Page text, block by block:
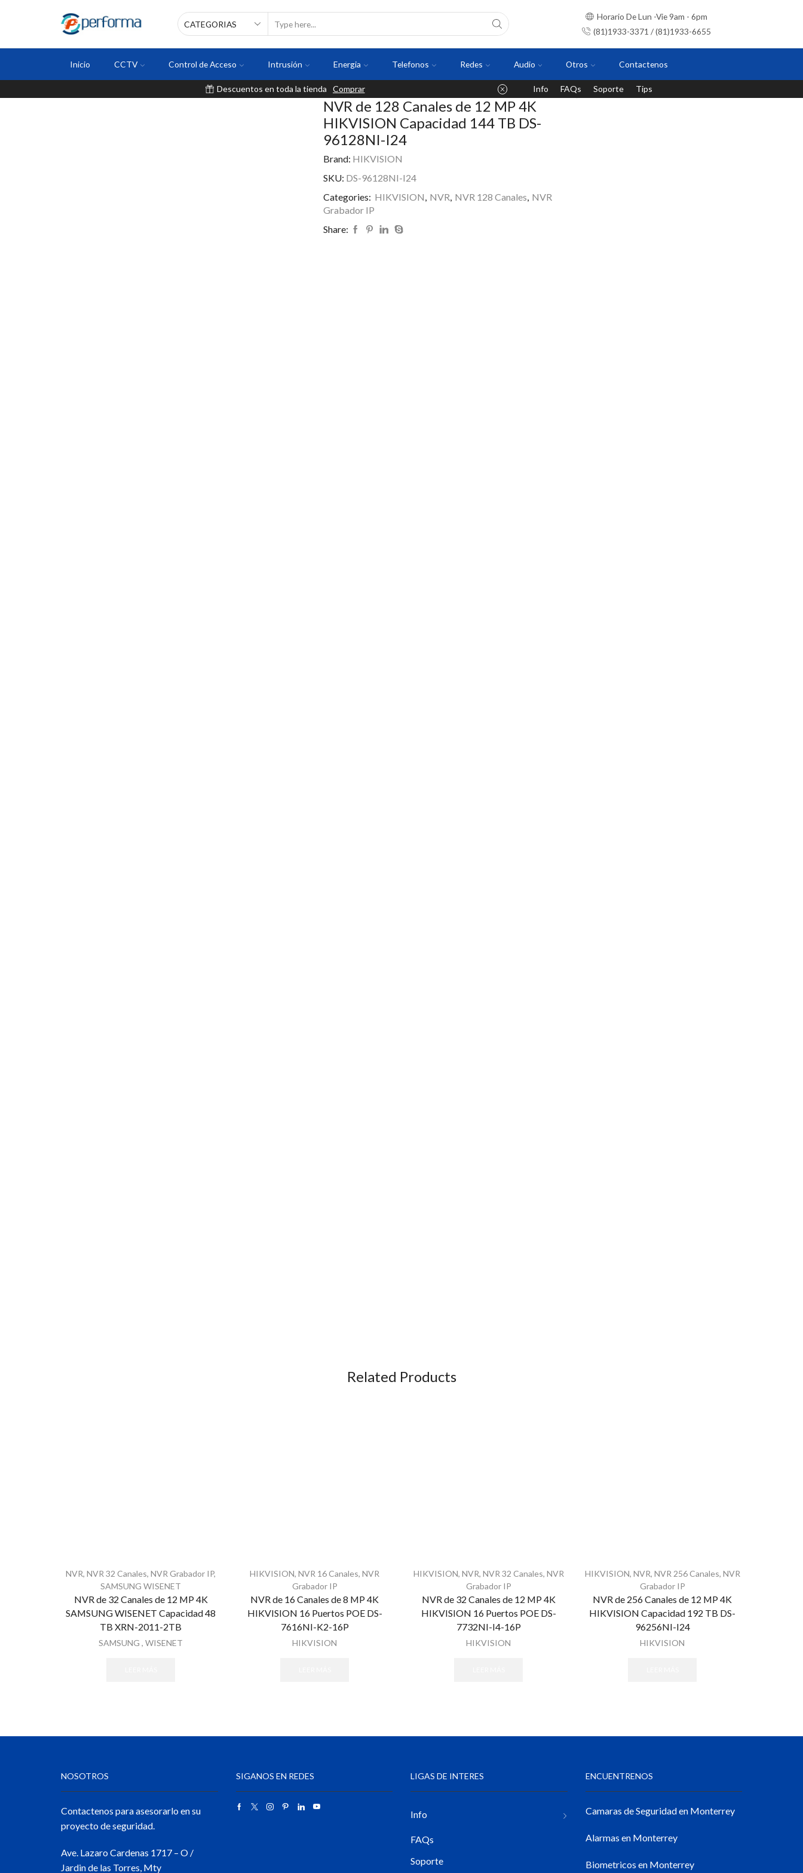
Horario De Lun -Vie 9am - 6pm
(81)1933-3371 / (81)1933-6655
Inicio CCTV Control de Acceso Intrusión Energia Telefonos Redes Audio Otros Contactenos
Descuentos en toda la tienda Comprar Info FAQs Soporte Tips
NVR de 128 Canales de 12 MP 4K
HIKVISION Capacidad 144 TB DS-
96128NI-I24
Brand: HIKVISION
SKU: DS-96128NI-I24
Categories: HIKVISION, NVR, NVR 128 Canales, NVR
Grabador IP
Share:
Related Products
NVR, NVR 32 Canales, NVR Grabador IP,
SAMSUNG WISENET
NVR de 32 Canales de 12 MP 4K
SAMSUNG WISENET Capacidad 48
TB XRN-2011-2TB
SAMSUNG , WISENET
HIKVISION, NVR 16 Canales, NVR
Grabador IP
NVR de 16 Canales de 8 MP 4K
HIKVISION 16 Puertos POE DS-
7616NI-K2-16P
HIKVISION
HIKVISION, NVR, NVR 32 Canales, NVR
Grabador IP
NVR de 32 Canales de 12 MP 4K
HIKVISION 16 Puertos POE DS-
7732NI-I4-16P
HIKVISION
HIKVISION, NVR, NVR 256 Canales, NVR
Grabador IP
NVR de 256 Canales de 12 MP 4K
HIKVISION Capacidad 192 TB DS-
96256NI-I24
HIKVISION
NOSOTROS
Contactenos para asesorarlo en su
proyecto de seguridad.
Ave. Lazaro Cardenas 1717 – O /
Jardin de las Torres, Mty
SIGANOS EN REDES LIGAS DE INTERES
Info
FAQs
Soporte
ENCUENTRENOS
Camaras de Seguridad en Monterrey
Alarmas en Monterrey
Biometricos en Monterrey